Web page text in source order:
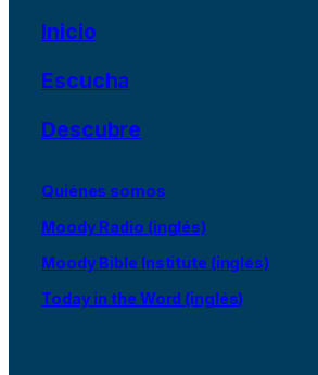
Inicio
Escucha
Descubre
Quiénes somos
Moody Radio (inglés)
Moody Bible Institute (inglés)
Today in the Word (inglés)